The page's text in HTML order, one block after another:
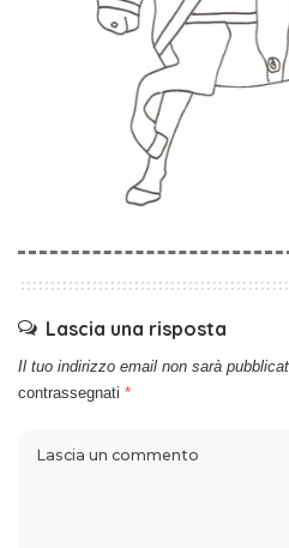
Lascia una risposta
Il tuo indirizzo email non sarà
contrassegnati *